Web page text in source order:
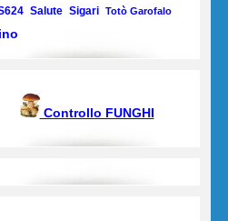
Salute Sigari Totò Garofalo
Controllo FUNGHI